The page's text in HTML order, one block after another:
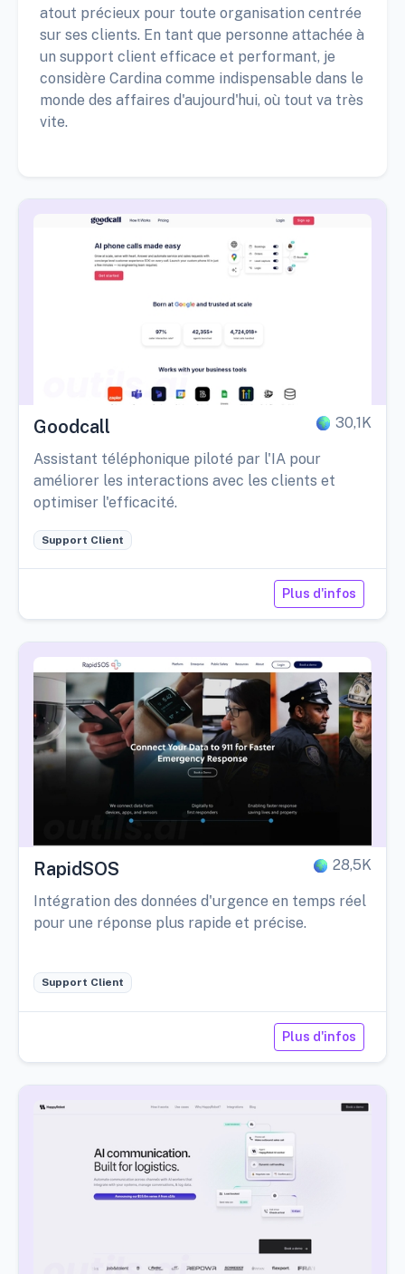
atout précieux pour toute organisation centrée
sur ses clients. En tant que personne attachée à
un support client efficace et performant, je
considère Cardina comme indispensable dans le
monde des affaires d'aujourd'hui, où tout va très
vite.
Goodcall 30,1K
Assistant téléphonique piloté par l'IA pour
améliorer les interactions avec les clients et
optimiser l'efficacité.
Support Client
Plus d'infos
RapidSOS 28,5K
Intégration des données d'urgence en temps réel
pour une réponse plus rapide et précise.
Support Client
Plus d'infos